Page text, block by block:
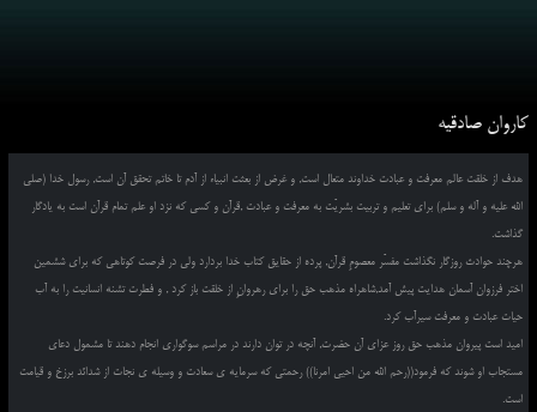
کاروان صادقیه
هدف از خلقت عالم معرفت و عبادت خداوند متعال است, و غرض از بعثت انبیاء از آدم تا خاتم تحقق آن است, رسول خدا (صلی
الله علیه و آله و سلم) برای تعلیم و تربیت بشریّت به معرفت و عبادت ,قرآن و کسی که نزد او علم تمام قرآن است به یادگار
گذاشت.
هرچند حوادث روزگار نگذاشت مفسّر معصومِ قرآن, پرده از حقایق کتاب خدا بردارد ولی در فرصت کوتاهی که برای ششمین
اختر فرزوان آسمان هدایت پیش آمد,شاهراه مذهب حق را برای رهروانِ از خلقت باز کرد , و فطرت تشنه انسانیت را به آب
حیات عبادت و معرفت سیرآب کرد.
امید است پیروان مذهب حق روز عزای آن حضرت, آنچه در توان دارند در مراسم سوگواری انجام دهند تا مشمول دعای
مستجاب او شوند که فرمود((رحم الله من احیی امرنا)) رحمتی که سرمایه ی سعادت و وسیله ی نجات از شدائد برزخ و قیامت
است.